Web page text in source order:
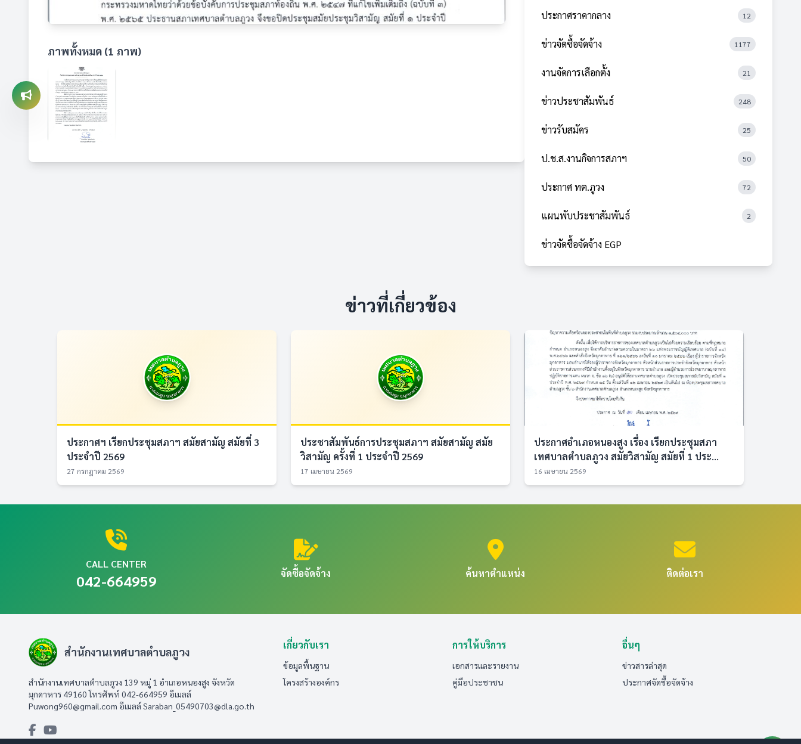
ภาพทั้งหมด (1 ภาพ)
ประกาศราคากลาง 12
ข่าวจัดซื้อจัดจ้าง 1177
งานจัดการเลือกตั้ง 21
ข่าวประชาสัมพันธ์ 248
ข่าวรับสมัคร 25
ป.ช.ส.งานกิจการสภาฯ 50
ประกาศ ทต.ภูวง 72
แผนพับประชาสัมพันธ์ 2
ข่าวจัดซื้อจัดจ้าง EGP
ข่าวที่เกี่ยวข้อง
ประกาศฯ เรียกประชุมสภาฯ สมัยสามัญ สมัยที่ 3
ประจำปี 2569
27 กรกฎาคม 2569
ประชาสัมพันธ์การประชุมสภาฯ สมัยสามัญ สมัย
วิสามัญ ครั้งที่ 1 ประจำปี 2569
17 เมษายน 2569
ประกาศอำเภอหนองสูง เรื่อง เรียกประชุมสภา
เทศบาลตำบลภูวง สมัยวิสามัญ สมัยที่ 1 ประ...
16 เมษายน 2569
CALL CENTER
042-664959 จัดซื้อจัดจ้าง ค้นหาตำแหน่ง ติดต่อเรา
สำนักงานเทศบาลตำบลภูวง
สำนักงานเทศบาลตำบลภูวง 139 หมู่ 1 อำเภอหนองสูง จังหวัด
มุกดาหาร 49160 โทรศัพท์ 042-664959 อีเมลล์
Puwong960@gmail.com อีเมลล์Saraban_05490703@dla.go.th
เกี่ยวกับเรา
ข้อมูลพื้นฐาน
โครงสร้างองค์กร
การให้บริการ
เอกสารและรายงาน
คู่มือประชาชน
อื่นๆ
ข่าวสารล่าสุด
ประกาศจัดซื้อจัดจ้าง